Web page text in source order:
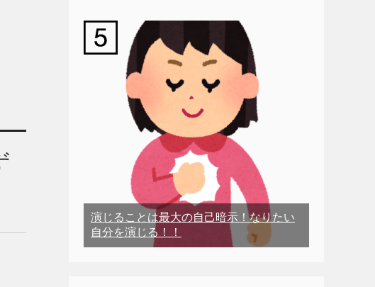
演じることは最大の自己暗示！なりたい
自分を演じる！！